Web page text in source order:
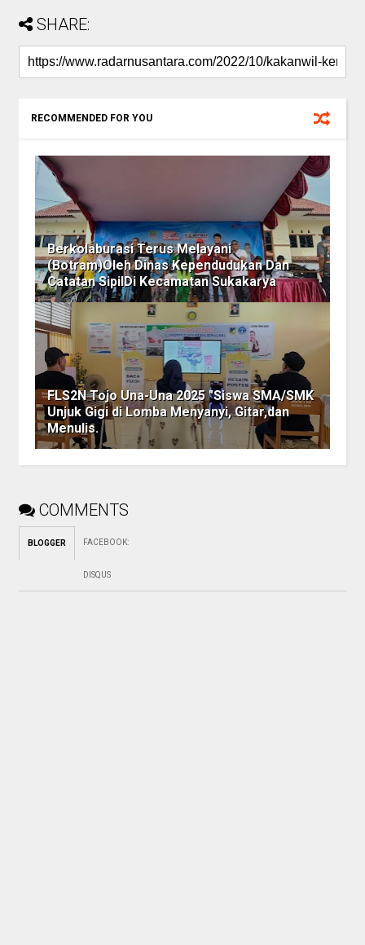
SHARE:
RECOMMENDED FOR YOU
Berkolaburasi Terus Melayani
(Botram)Oleh Dinas Kependudukan Dan
Catatan SipilDi Kecamatan Sukakarya
FLS2N Tojo Una-Una 2025 "Siswa SMA/SMK
Unjuk Gigi di Lomba Menyanyi, Gitar,dan
Menulis.
COMMENTS
BLOGGER FACEBOOK:
DISQUS